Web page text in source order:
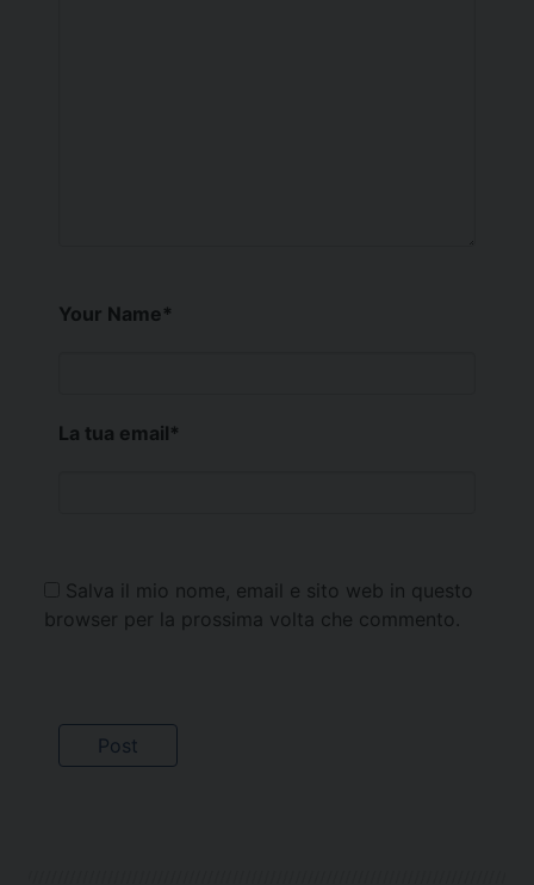
Your Name*
La tua email*
Salva il mio nome, email e sito web in questo
browser per la prossima volta che commento.